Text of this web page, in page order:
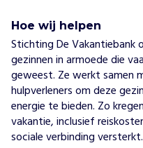
Hoe wij helpen
Stichting De Vakantiebank
gezinnen in armoede die
geweest. Ze werkt samen
hulpverleners om deze
energie te bieden. Zo
vakantie, inclusief
sociale verbinding versterkt.